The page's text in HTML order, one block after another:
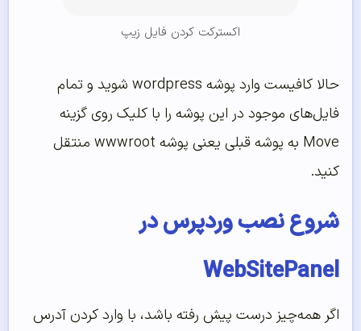
اکسترکت کردن فایل زیپ
حالا کافیست وارد پوشه wordpress شوید و تمام
فایل‌های موجود در این پوشه را با کلیک روی گزینه
Move به پوشه قبلی یعنی پوشه wwwroot منتقل
کنید.
شروع نصب وردپرس در
WebSitePanel
اگر همه‌چیز درست پیش رفته باشد، با وارد کردن آدرس